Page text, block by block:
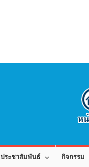
ประชาสัมพันธ์ กิจกรรม